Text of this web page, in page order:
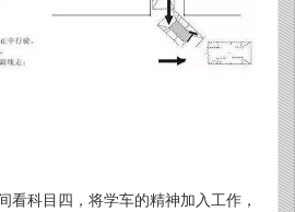
看科目四，将学车的精神加入工作，